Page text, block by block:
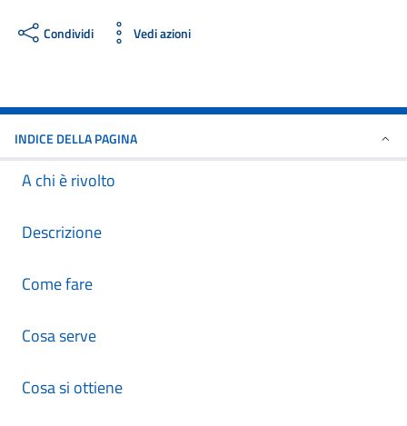
Condividi Vedi azioni
INDICE DELLA PAGINA
A chi è rivolto
Descrizione
Come fare
Cosa serve
Cosa si ottiene